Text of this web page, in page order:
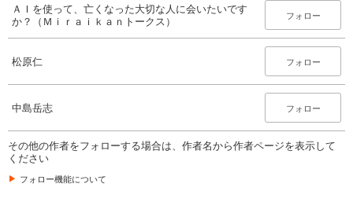
ＡＩを使って、亡くなった大切な人に会いたいです
か？（Ｍｉｒａｉｋａｎトークス）
フォロー
松原仁 フォロー
中島岳志 フォロー
その他の作者をフォローする場合は、作者名から作者ページを表示して
ください
フォロー機能について